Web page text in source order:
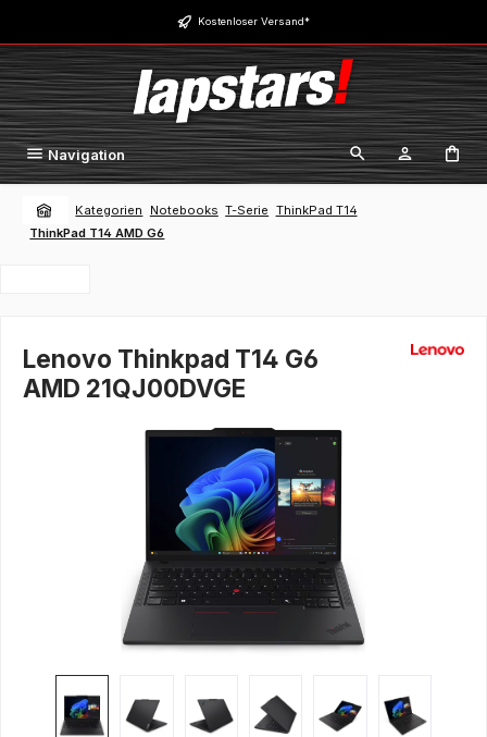
Zum Hauptinhalt springen Kostenloser Versand*
Navigation
Kategorien Notebooks T-Serie ThinkPad T14
ThinkPad T14 AMD G6
Lenovo Thinkpad T14 G6
AMD 21QJ00DVGE